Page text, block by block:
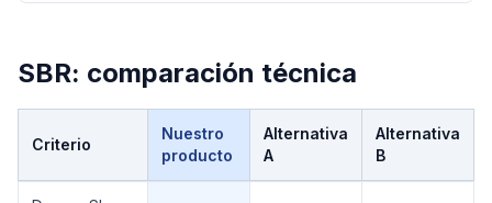
SBR: comparación técnica
Criterio
Nuestro
producto
Alternativa
A
Alternativa
B